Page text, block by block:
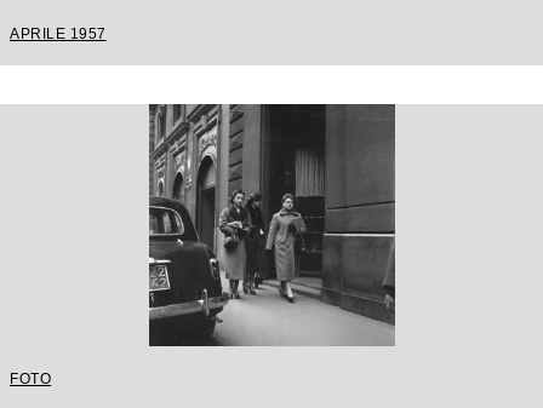
APRILE 1957
FOTO